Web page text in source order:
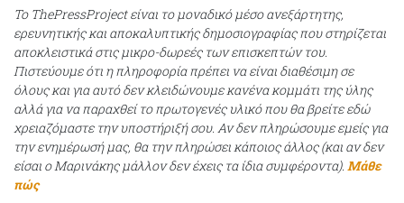
Το ThePressProject είναι το μοναδικό μέσο ανεξάρτητης,
ερευνητικής και αποκαλυπτικής δημοσιογραφίας που στηρίζεται
αποκλειστικά στις μικρο-δωρεές των επισκεπτών του.
Πιστεύουμε ότι η πληροφορία πρέπει να είναι διαθέσιμη σε
όλους και για αυτό δεν κλειδώνουμε κανένα κομμάτι της ύλης
αλλά για να παραχθεί το πρωτογενές υλικό που θα βρείτε εδώ
χρειαζόμαστε την υποστήριξή σου. Αν δεν πληρώσουμε εμείς για
την ενημέρωσή μας, θα την πληρώσει κάποιος άλλος (και αν δεν
είσαι ο Μαρινάκης μάλλον δεν έχεις τα ίδια συμφέροντα). Μάθε
πώς